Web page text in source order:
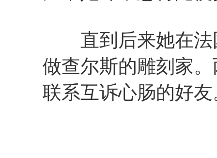
直到后来她在法
做查尔斯的雕刻家
联系互诉心肠的好友